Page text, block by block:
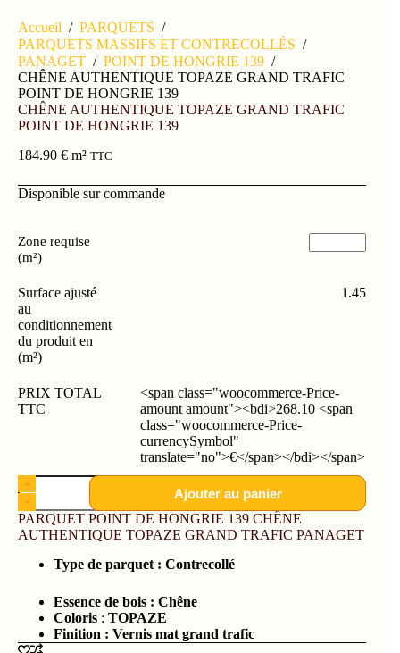
Accueil / PARQUETS /
PARQUETS MASSIFS ET CONTRECOLLÉS /
PANAGET / POINT DE HONGRIE 139 /
CHÊNE AUTHENTIQUE TOPAZE GRAND TRAFIC
POINT DE HONGRIE 139
CHÊNE AUTHENTIQUE TOPAZE GRAND TRAFIC
POINT DE HONGRIE 139
184.90 € m² TTC
Disponible sur commande
Zone requise
(m²)
Surface ajusté
au
conditionnement
du produit en
(m²)
1.45
PRIX TOTAL
TTC
<span class="woocommerce-Price-
amount amount"><bdi>268.10 <span
class="woocommerce-Price-
currencySymbol"
translate="no">€</span></bdi></span>
Ajouter au panier
PARQUET POINT DE HONGRIE 139 CHÊNE
AUTHENTIQUE TOPAZE GRAND TRAFIC PANAGET
Type de parquet : Contrecollé
Essence de bois : Chêne
Coloris : TOPAZE
Finition : Vernis mat grand trafic